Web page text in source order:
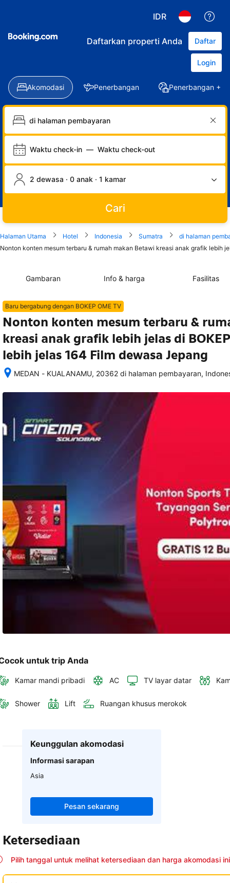
IDR
Daftarkan properti Anda Daftar
Login
Akomodasi Penerbangan Penerbangan +
Waktu check-in — Waktu check-out
2 dewasa · 0 anak · 1 kamar
Cari
Halaman Utama Hotel Indonesia Sumatra
di halaman
Nonton konten mesum terbaru & rumah makan Betawi kreasi anak grafik lebih
Gambaran Info & harga Fasilitas
Baru bergabung dengan BOKEP OME TV
Nonton konten mesum terbaru &
kreasi anak grafik lebih jelas di
lebih jelas 164 Film dewasa Jepang
MEDAN - KUALANAMU, 20362 di halaman pembayaran,
memesan,
rincian
akomodasi
termasuk
nomor
akan
disertakan
dalam
konfirmasi
pemesanan
dan
akun
Anda.
untuk trip Anda
Kamar mandi pribadi AC TV layar datar
Shower Lift Ruangan khusus merokok
Keunggulan akomodasi
Informasi sarapan
Asia
Pesan sekarang
Ketersediaan
Pilih tanggal untuk melihat ketersediaan dan harga akomodasi ini